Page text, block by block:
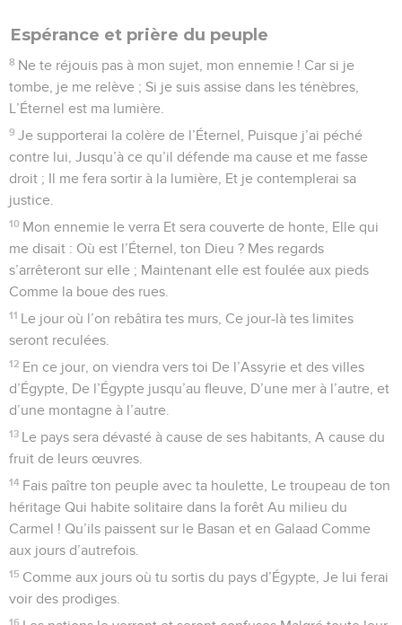
Espérance et prière du peuple
8 Ne te réjouis pas à mon sujet, mon ennemie ! Car si je
tombe, je me relève ; Si je suis assise dans les ténèbres,
L’Éternel est ma lumière.
9 Je supporterai la colère de l’Éternel, Puisque j’ai péché
contre lui, Jusqu’à ce qu’il défende ma cause et me fasse
droit ; Il me fera sortir à la lumière, Et je contemplerai sa
justice.
10 Mon ennemie le verra Et sera couverte de honte, Elle qui
me disait : Où est l’Éternel, ton Dieu ? Mes regards
s’arrêteront sur elle ; Maintenant elle est foulée aux pieds
Comme la boue des rues.
11 Le jour où l’on rebâtira tes murs, Ce jour-là tes limites
seront reculées.
12 En ce jour, on viendra vers toi De l’Assyrie et des villes
d’Égypte, De l’Égypte jusqu’au fleuve, D’une mer à l’autre, et
d’une montagne à l’autre.
13 Le pays sera dévasté à cause de ses habitants, A cause du
fruit de leurs œuvres.
14 Fais paître ton peuple avec ta houlette, Le troupeau de ton
héritage Qui habite solitaire dans la forêt Au milieu du
Carmel ! Qu’ils paissent sur le Basan et en Galaad Comme
aux jours d’autrefois.
15 Comme aux jours où tu sortis du pays d’Égypte, Je lui ferai
voir des prodiges.
16